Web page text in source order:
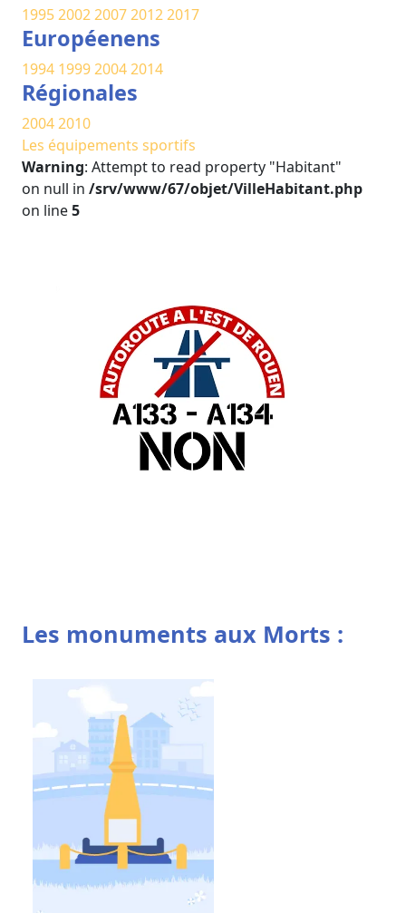
19952002200720122017
Européenens
1994 199920042014
Régionales
20042010
Les équipements sportifs
Warning: Attempt to read property "Habitant"
on null in /srv/www/67/objet/VilleHabitant.php
on line5
Les monuments aux Morts :